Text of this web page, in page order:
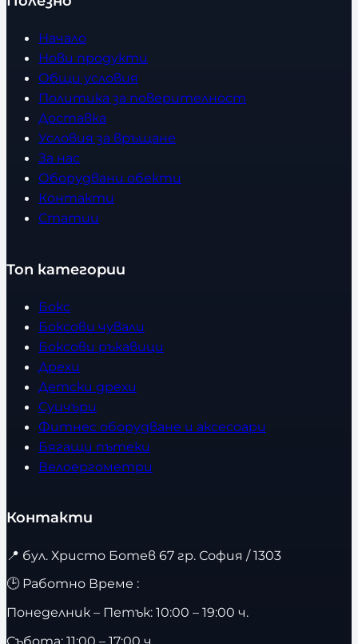
Начало
Нови продукти
Общи условия
Политика за поверителност
Доставка
Условия за връщане
За нас
Оборудвани обекти
Контакти
Статии
Топ категории
Бокс
Боксови чували
Боксови ръкавици
Дрехи
Детски дрехи
Суичъри
Фитнес оборудване и аксесоари
Бягащи пътеки
Велоергометри
Контакти
📍 бул. Христо Ботев 67 гр. София / 1303
🕒 Работно Време :
Понеделник – Петък: 10:00 – 19:00 ч.
Събота: 11:00 – 17:00 ч.